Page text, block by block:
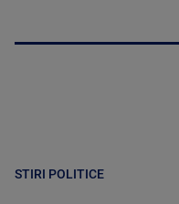
STIRI POLITICE